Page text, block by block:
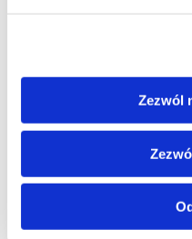
Zezwól
Cichy303 pisze:
=kreatywności
szybki sposób.
dzwonią a nie
osobowe i inne
Operatorzy